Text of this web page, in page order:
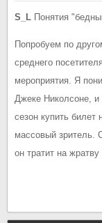
S_L Понятия
Попробуем по
среднего
мероприятия. Я
Джеке Николсоне, и
сезон купить билет
массовый зритель.
он тратит на